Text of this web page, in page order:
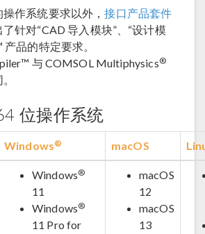
作系统要求以外，接口产品套件
针对“CAD 导入模块”、“设计模
品的特定要求。
与 COMSOL Multiphysics®
位操作系统
Windows® macOS
Windows®
11
Windows®
11 Pro for
macOS
12
macOS
13